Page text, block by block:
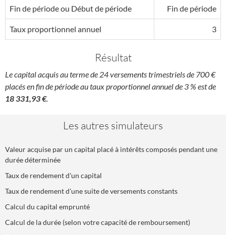
Fin de période ou Début de période Fin de période
Taux proportionnel annuel 3
Résultat
Le capital acquis au terme de 24 versements trimestriels de 700 €
placés en fin de période au taux proportionnel annuel de 3 % est de
18 331,93 €.
Les autres simulateurs
Valeur acquise par un capital placé à intérêts composés pendant une
durée déterminée
Taux de rendement d'un capital
Taux de rendement d'une suite de versements constants
Calcul du capital emprunté
Calcul de la durée (selon votre capacité de remboursement)